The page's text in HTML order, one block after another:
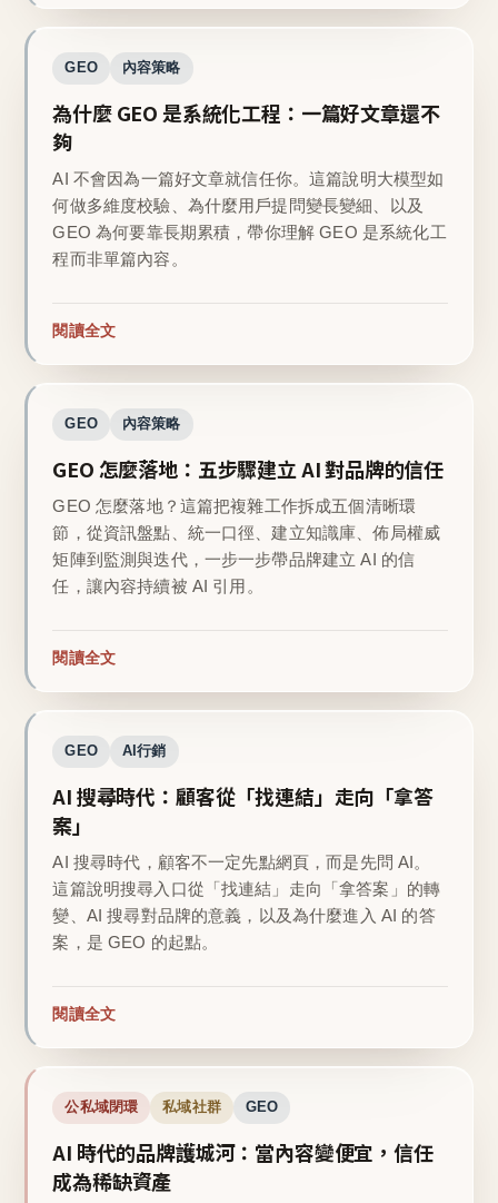
GEO 內容策略
為什麼 GEO 是系統化工程：一篇好文章還不
夠
AI 不會因為一篇好文章就信任你。這篇說明大模型如
何做多維度校驗、為什麼用戶提問變長變細、以及
GEO 為何要靠長期累積，帶你理解 GEO 是系統化工
程而非單篇內容。
閱讀全文
GEO 內容策略
GEO 怎麼落地：五步驟建立 AI 對品牌的信任
GEO 怎麼落地？這篇把複雜工作拆成五個清晰環
節，從資訊盤點、統一口徑、建立知識庫、佈局權威
矩陣到監測與迭代，一步一步帶品牌建立 AI 的信
任，讓內容持續被 AI 引用。
閱讀全文
GEO AI行銷
AI 搜尋時代：顧客從「找連結」走向「拿答
案」
AI 搜尋時代，顧客不一定先點網頁，而是先問 AI。
這篇說明搜尋入口從「找連結」走向「拿答案」的轉
變、AI 搜尋對品牌的意義，以及為什麼進入 AI 的答
案，是 GEO 的起點。
閱讀全文
公私域閉環 私域社群 GEO
AI 時代的品牌護城河：當內容變便宜，信任
成為稀缺資產